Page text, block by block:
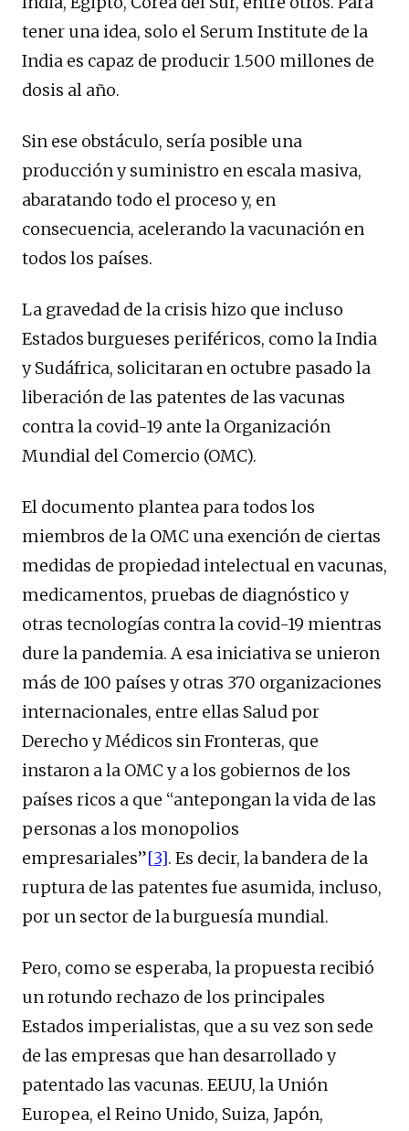
tener una idea, solo el Serum Institute de la
India es capaz de producir 1.500 millones de
dosis al año.
Sin ese obstáculo, sería posible una
producción y suministro en escala masiva,
abaratando todo el proceso y, en
consecuencia, acelerando la vacunación en
todos los países.
La gravedad de la crisis hizo que incluso
Estados burgueses periféricos, como la India
y Sudáfrica, solicitaran en octubre pasado la
liberación de las patentes de las vacunas
contra la covid-19 ante la Organización
Mundial del Comercio (OMC).
El documento plantea para todos los
miembros de la OMC una exención de ciertas
medidas de propiedad intelectual en vacunas,
medicamentos, pruebas de diagnóstico y
otras tecnologías contra la covid-19 mientras
dure la pandemia. A esa iniciativa se unieron
más de 100 países y otras 370 organizaciones
internacionales, entre ellas Salud por
Derecho y Médicos sin Fronteras, que
instaron a la OMC y a los gobiernos de los
países ricos a que “antepongan la vida de las
personas a los monopolios
empresariales”[3]. Es decir, la bandera de la
ruptura de las patentes fue asumida, incluso,
por un sector de la burguesía mundial.
Pero, como se esperaba, la propuesta recibió
un rotundo rechazo de los principales
Estados imperialistas, que a su vez son sede
de las empresas que han desarrollado y
patentado las vacunas. EEUU, la Unión
Europea, el Reino Unido, Suiza, Japón,